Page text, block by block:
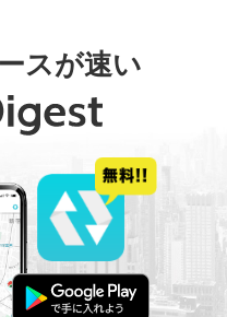
スが速い